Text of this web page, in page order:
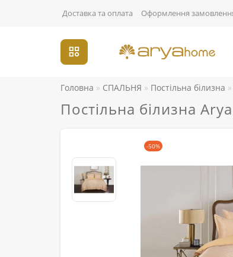
Доставка та оплата Оформлення
Головна СПАЛЬНЯ Постільна білизна
Постільна білизна
-50%